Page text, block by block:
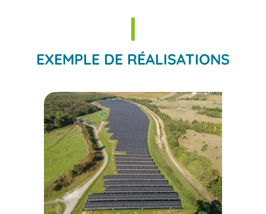
EXEMPLE DE RÉALISATIONS